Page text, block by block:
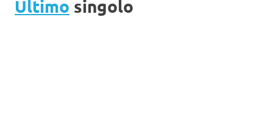
Ultimo singolo